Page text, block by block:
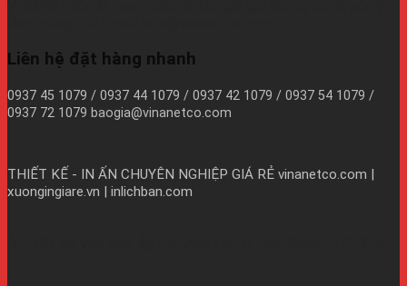
Liên hệ đặt hàng nhanh
0937 45 1079 / 0937 44 1079 / 0937 42 1079 / 0937 54 1079 /
0937 72 1079 baogia@vinanetco.com
THIẾT KẾ - IN ẤN CHUYÊN NGHIỆP GIÁ RẺ vinanetco.com |
xuongingiare.vn | inlichban.com